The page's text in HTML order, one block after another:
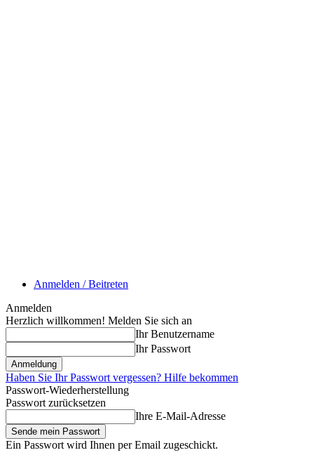
Anmelden / Beitreten
Anmelden
Herzlich willkommen! Melden Sie sich an
Ihr Benutzername
Ihr Passwort
Haben Sie Ihr Passwort vergessen? Hilfe bekommen
Passwort-Wiederherstellung
Passwort zurücksetzen
Ihre E-Mail-Adresse
Ein Passwort wird Ihnen per Email zugeschickt.